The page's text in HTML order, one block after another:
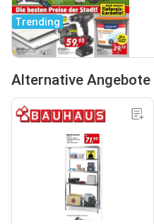
Trending
Alternative Angebote